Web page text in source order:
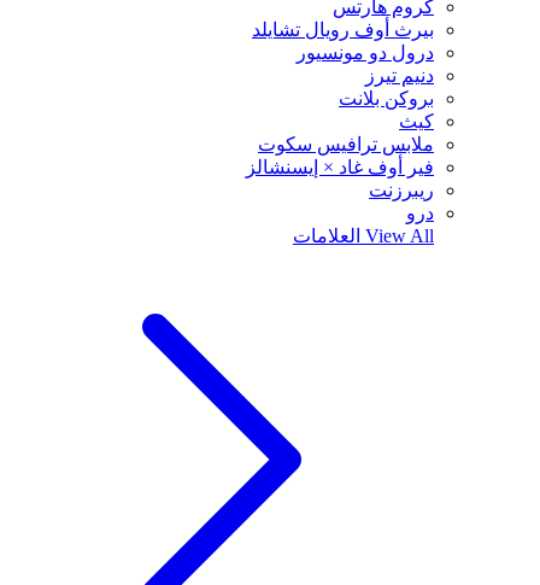
كروم هارتس
بيرث أوف رويال تشايلد
درول دو مونسيور
دنيم تيرز
بروكن بلانت
كيث
ملابس ترافيس سكوت
فير أوف غاد × إيسنشالز
ريبرزنت
درو
View All العلامات